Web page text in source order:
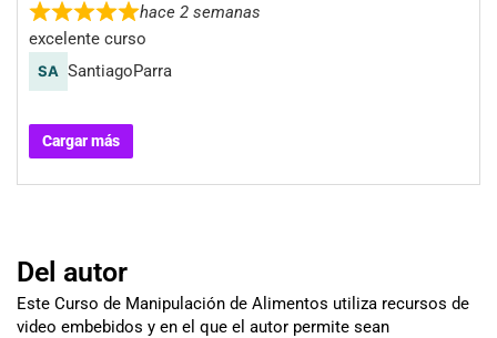
hace 2 semanas
excelente curso
SantiagoParra
Cargar más
Del autor
Este Curso de Manipulación de Alimentos utiliza recursos de
video embebidos y en el que el autor permite sean